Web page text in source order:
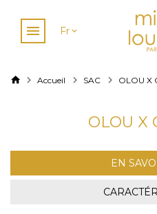
Fr
Accueil SAC OLOU X
OLOU X
EN